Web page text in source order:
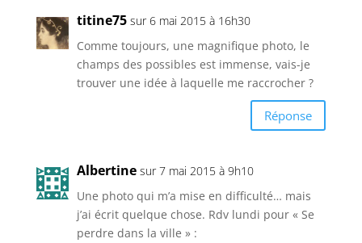
titine75 sur 6 mai 2015 à 16h30
Comme toujours, une magnifique photo, le
champs des possibles est immense, vais-je
trouver une idée à laquelle me raccrocher ?
Réponse
Albertine sur 7 mai 2015 à 9h10
Une photo qui m’a mise en difficulté… mais
j’ai écrit quelque chose. Rdv lundi pour « Se
perdre dans la ville » :